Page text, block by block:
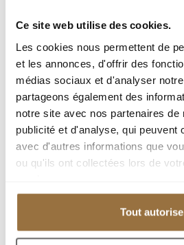
Ce site web utilise des cookies.
Les cookies nous permettent de
et les annonces, d'offrir des
médias sociaux et d'analyser
partageons également des
notre site avec nos partenaires de
publicité et d'analyse, qui peuvent
avec d'autres informations que
ou qu'ils ont collectées lors de
Tout